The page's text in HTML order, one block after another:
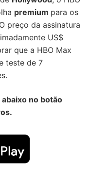
premium para os
preço da assinatura
US$
que a HBO Max
teste de 7
no botão